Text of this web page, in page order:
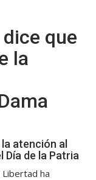
que
la
atención al
de la Patria
Libertad ha